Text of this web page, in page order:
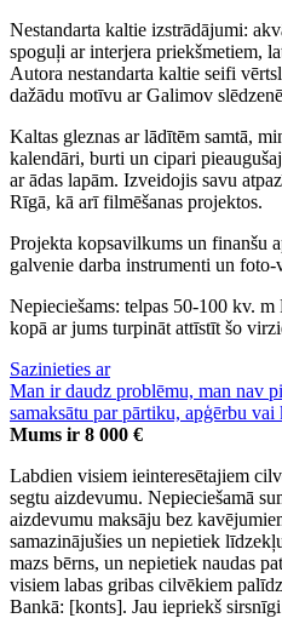
Nestandarta kaltie izstrādājumi:
spoguļi ar interjera priekšmetiem,
Autora nestandarta kaltie seifi
dažādu motīvu ar Galimov
Kaltas gleznas ar lādītēm samtā,
kalendāri, burti un cipari
ar ādas lapām. Izveidojis savu
Rīgā, kā arī filmēšanas projektos.
Projekta kopsavilkums un finanšu
galvenie darba instrumenti un
Nepieciešams: telpas 50-100 kv.
kopā ar jums turpināt attīstīt šo
Sazinieties ar
Man ir daudz problēmu, man nav
samaksātu par pārtiku, apģērbu vai
Mums ir 8 000 €
Labdien visiem ieinteresētajiem
segtu aizdevumu. Nepieciešamā
aizdevumu maksāju bez
samazinājušies un nepietiek
mazs bērns, un nepietiek naudas
visiem labas gribas cilvēkiem
Bankā: [konts]. Jau iepriekš